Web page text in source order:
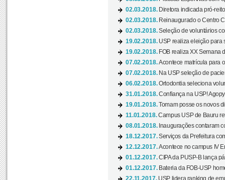
02.03.2018. Diretora indicada pró-
02.03.2018. Reinaugurado o Centro
02.03.2018.Seleção de voluntários
19.02.2018. USP realiza eleição para
19.02.2018. FOB realiza XX Semana
07.02.2018.Acontece matrícula para
07.02.2018. Na USP seleção de
06.02.2018.Ortodontia seleciona
31.01.2018.Confiança na USP!
19.01.2018.Tomam posse os novos
11.01.2018.Campus USP de Bauru
08.01.2018. Inaugurações contaram
18.12.2017.Serviços da Prefeitura
12.12.2017.Acontece no campus IV
01.12.2017.CIPA da PUSP-B lança
01.12.2017. Bateria da FOB-USP
22.11.2017. USP lidera ranking de